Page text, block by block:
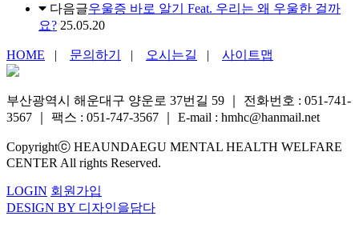
다음글우울증 바로 알기 Feat. 우리는 왜 우울한 걸까
요? 25.05.20
HOME | 문의하기 | 오시는길 | 사이트맵
부산광역시 해운대구 양운로 37번길 59
전화번호 : 051-741-
3567
팩스 : 051-747-3567 E-mail : hmhc@hanmail.net
Copyrightⓒ HEAUNDAEGU MENTAL HEALTH WELFARE
CENTER All rights Reserved.
LOGIN 회원가입
DESIGN BY 디자인을담다